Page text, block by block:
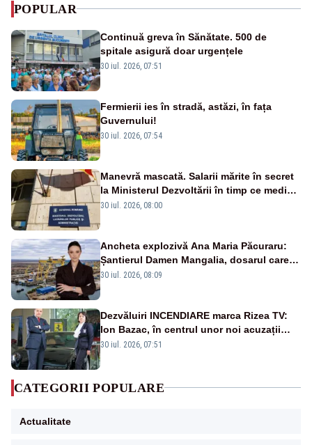
POPULAR
Continuă greva în Sănătate. 500 de
spitale asigură doar urgențele
30 iul. 2026, 07:51
Fermierii ies în stradă, astăzi, în fața
Guvernului!
30 iul. 2026, 07:54
Manevră mascată. Salarii mărite în secret
la Ministerul Dezvoltării în timp ce medicii
ies în stradă
30 iul. 2026, 08:00
Ancheta explozivă Ana Maria Păcuraru:
Șantierul Damen Mangalia, dosarul care
scufundă apărarea României
30 iul. 2026, 08:09
Dezvăluiri INCENDIARE marca Rizea TV:
Ion Bazac, în centrul unor noi acuzații
publice
30 iul. 2026, 07:51
CATEGORII POPULARE
Actualitate